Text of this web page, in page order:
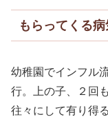
もらってくる
幼稚園でインフル
行。上の子、２回
往々にして有り得